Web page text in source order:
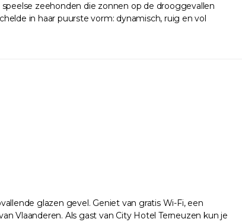
zeehonden die zonnen op de drooggevallen
in haar puurste vorm: dynamisch, ruig en vol
glazen gevel. Geniet van gratis Wi-Fi, een
Vlaanderen. Als gast van City Hotel Terneuzen kun je